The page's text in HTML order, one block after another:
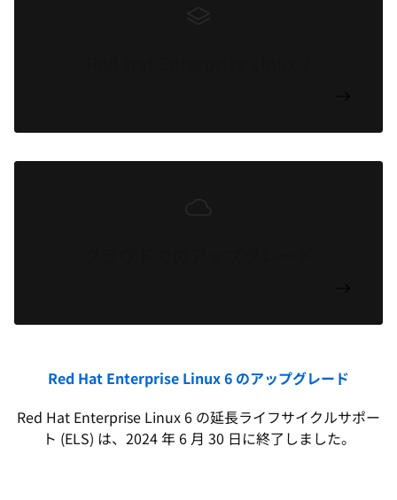
Red Hat Enterprise Linux 6 のアップグレード
Red Hat Enterprise Linux 6 の延長ライフサイクルサポー
ト (ELS) は、2024 年 6 月 30 日に終了しました。